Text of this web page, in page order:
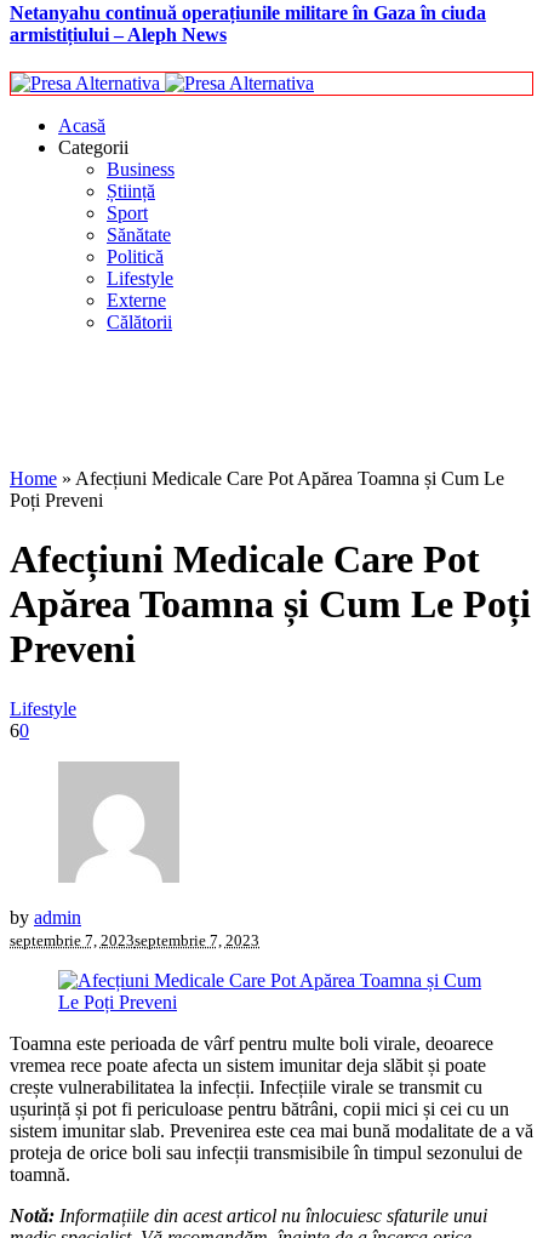
Netanyahu continuă operațiunile militare în Gaza în ciuda
armistițiului – Aleph News
Acasă
Categorii
Business
Știință
Sport
Sănătate
Politică
Lifestyle
Externe
Călătorii
Home » Afecțiuni Medicale Care Pot Apărea Toamna și Cum Le
Poți Preveni
Afecțiuni Medicale Care Pot
Apărea Toamna și Cum Le Poți
Preveni
Lifestyle
60
by admin
septembrie 7, 2023septembrie 7, 2023
Toamna este perioada de vârf pentru multe boli virale, deoarece
vremea rece poate afecta un sistem imunitar deja slăbit și poate
crește vulnerabilitatea la infecții. Infecțiile virale se transmit cu
ușurință și pot fi periculoase pentru bătrâni, copii mici și cei cu un
sistem imunitar slab. Prevenirea este cea mai bună modalitate de a vă
proteja de orice boli sau infecții transmisibile în timpul sezonului de
toamnă.
Notă: Informațiile din acest articol nu înlocuiesc sfaturile unui